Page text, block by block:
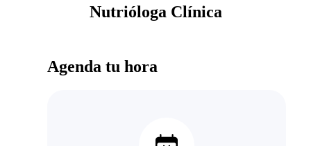
Nutrióloga Clínica
Agenda tu hora